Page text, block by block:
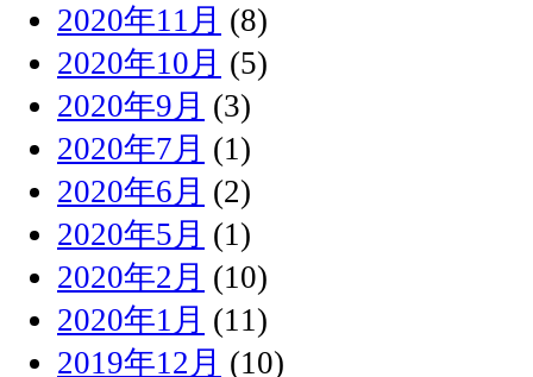
2020年11月 (8)
2020年10月 (5)
2020年9月 (3)
2020年7月 (1)
2020年6月 (2)
2020年5月 (1)
2020年2月 (10)
2020年1月 (11)
2019年12月 (10)